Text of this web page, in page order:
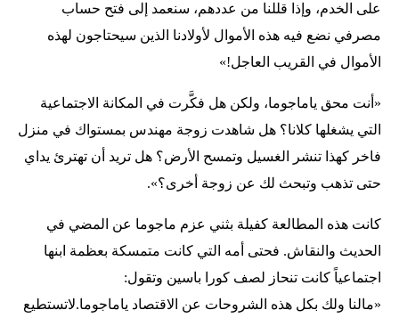
على الخدم، وإذا قللنا من عددهم، سنعمد إلى فتح حساب
مصرفي نضع فيه هذه الأموال لأولادنا الذين سيحتاجون لهذه
الأموال في القريب العاجل!»
«أنت محق ياماجوما، ولكن هل فكَّرت في المكانة الاجتماعية
التي يشغلها كلانا؟ هل شاهدت زوجة مهندس بمستواك في منزل
فاخر كهذا تنشر الغسيل وتمسح الأرض؟ هل تريد أن تهترئ يداي
حتى تذهب وتبحث لك عن زوجة أخرى؟».
كانت هذه المطالعة كفيلة بثني عزم ماجوما عن المضي في
الحديث والنقاش. فحتى أمه التي كانت متمسكة بعظمة ابنها
اجتماعياً كانت تنحاز لصف كورا باسين وتقول:
«مالنا ولك بكل هذه الشروحات عن الاقتصاد ياماجوما.لاتستطيع